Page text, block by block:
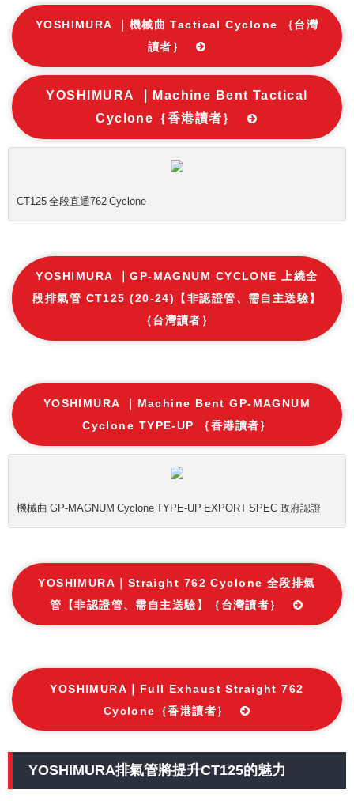
YOSHIMURA ｜機械曲 Tactical Cyclone ｛台灣
讀者｝
YOSHIMURA ｜Machine Bent Tactical
Cyclone｛香港讀者｝
CT125 全段直通762 Cyclone
YOSHIMURA ｜GP-MAGNUM CYCLONE 上繞全
段排氣管 CT125 (20-24)【非認證管、需自主送驗】
｛台灣讀者｝
YOSHIMURA ｜Machine Bent GP-MAGNUM
Cyclone TYPE-UP ｛香港讀者｝
機械曲 GP-MAGNUM Cyclone TYPE-UP EXPORT SPEC 政府認證
YOSHIMURA｜Straight 762 Cyclone 全段排氣
管【非認證管、需自主送驗】｛台灣讀者｝
YOSHIMURA｜Full Exhaust Straight 762
Cyclone｛香港讀者｝
YOSHIMURA排氣管將提升CT125的魅力